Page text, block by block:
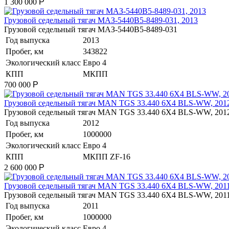
1 300 000 Р
​Грузовой седельный тягач МАЗ-5440В5-8489-031, 2013
​Грузовой седельный тягач МАЗ-5440В5-8489-031
Год выпуска
2013
Пробег, км
343822
Экологический класс Евро 4
КПП
МКПП
700 000 Р
​Грузовой седельный тягач MAN TGS 33.440 6X4 BLS-WW,
​Грузовой седельный тягач MAN TGS 33.440 6X4 BLS-WW,
Год выпуска
2012
Пробег, км
1000000
Экологический класс Евро 4
КПП
МКПП ZF-16
2 600 000 Р
​Грузовой седельный тягач MAN TGS 33.440 6X4 BLS-WW, 2011
​Грузовой седельный тягач MAN TGS 33.440 6X4 BLS-WW, 2011
Год выпуска
2011
Пробег, км
1000000